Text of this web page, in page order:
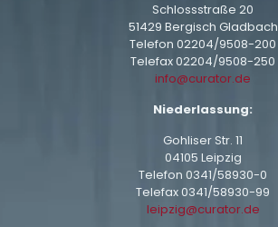
Schlossstraße 20
51429 Bergisch Gladbach
Telefon 02204/9508-200
Telefax 02204/9508-250
info@curator.de
Niederlassung:
Gohliser Str. 11
04105 Leipzig
Telefon 0341/58930-0
Telefax 0341/58930-99
leipzig@curator.de